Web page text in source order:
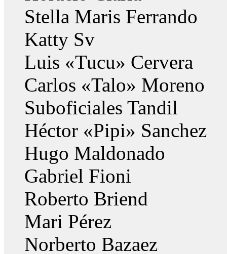
Stella Maris Ferrando
Katty Sv
Luis «Tucu» Cervera
Carlos «Talo» Moreno
Suboficiales Tandil
Héctor «Pipi» Sanchez
Hugo Maldonado
Gabriel Fioni
Roberto Briend
Mari Pérez
Norberto Bazaez